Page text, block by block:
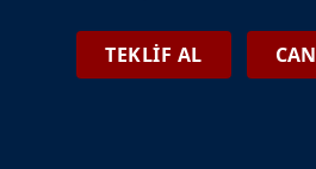
TEKLİF AL